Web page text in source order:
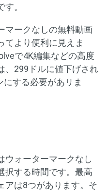
。
マークなしの無料動画
てより便利に見えま
で4K編集などの高度
、299ドルに値下げされ
する必要があリま
ウォーターマークなし
択する時間です。最高
アは8つがあります。そ